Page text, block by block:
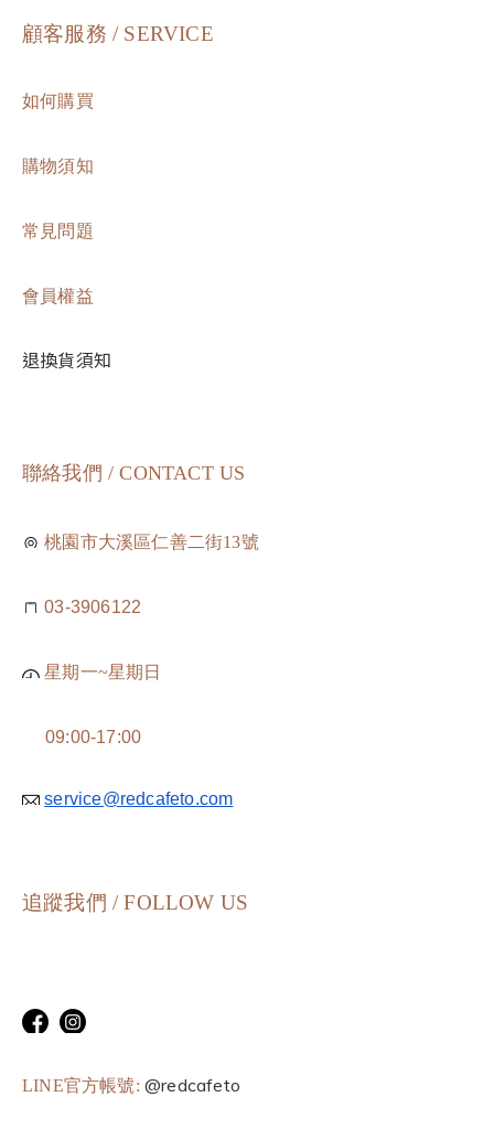
顧客服務 / SERVICE
如何購買
購物須知
常見問題
會員權益
退換貨須知
聯絡我們 / CONTACT US
桃園市大溪區仁善二街13號
03-3906122
星期一~星期日
09:00-17:00
service@redcafeto.com
追蹤我們 / FOLLOW US
LINE官方帳號:@redcafeto